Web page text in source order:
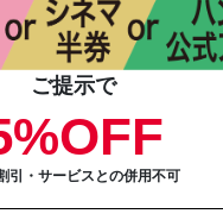
ご提示で
引・サービスとの併用不可